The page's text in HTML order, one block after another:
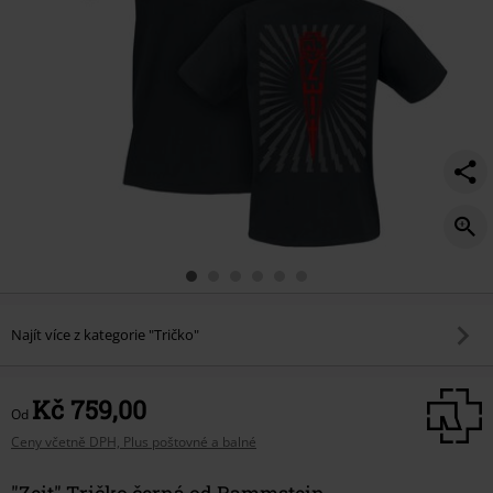
Najít více z kategorie "Tričko"
Od Kč 759,00
Ceny včetně DPH, Plus poštovné a balné